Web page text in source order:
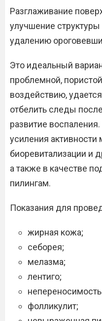
Разглаживание
улучшение
удалению
Это идеальный
проблемной,
воздействию,
отбелить следы
развитие
усиления активности
биоревитализации и
а также в качестве
пилингам.
Показания для
жирная кожа;
себорея;
мелазма;
лентиго;
фолликулит;